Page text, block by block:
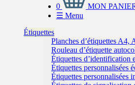
0
MON
☰ Menu
Étiquettes
Planches d’étiquettes A4,
Rouleau d’étiquette
Étiquettes d’identification
Étiquettes personnalisées
Étiquettes personnalisées